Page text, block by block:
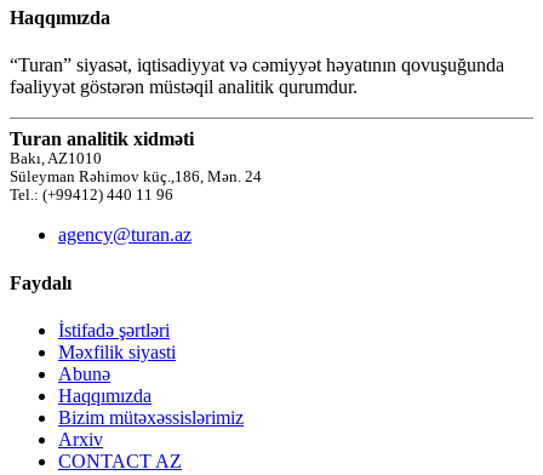
Haqqımızda
“Turan” siyasət, iqtisadiyyat və cəmiyyət həyatının qovuşuğunda
fəaliyyət göstərən müstəqil analitik qurumdur.
Turan analitik xidməti
Bakı, AZ1010
Süleyman Rəhimov küç.,186, Mən. 24
Tel.: (+99412) 440 11 96
agency@turan.az
Faydalı
İstifadə şərtləri
Məxfilik siyasti
Abunə
Haqqımızda
Bizim mütəxəssislərimiz
Arxiv
CONTACT AZ